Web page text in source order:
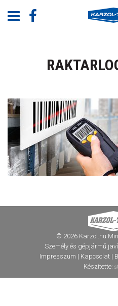
© 2026 Karzol.hu
Személy és gépjármű
Impresszum | Kapcsolat|
Készítette: